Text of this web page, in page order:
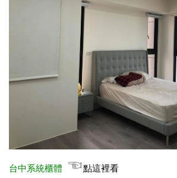
台中系統櫃體 ☜點這裡看